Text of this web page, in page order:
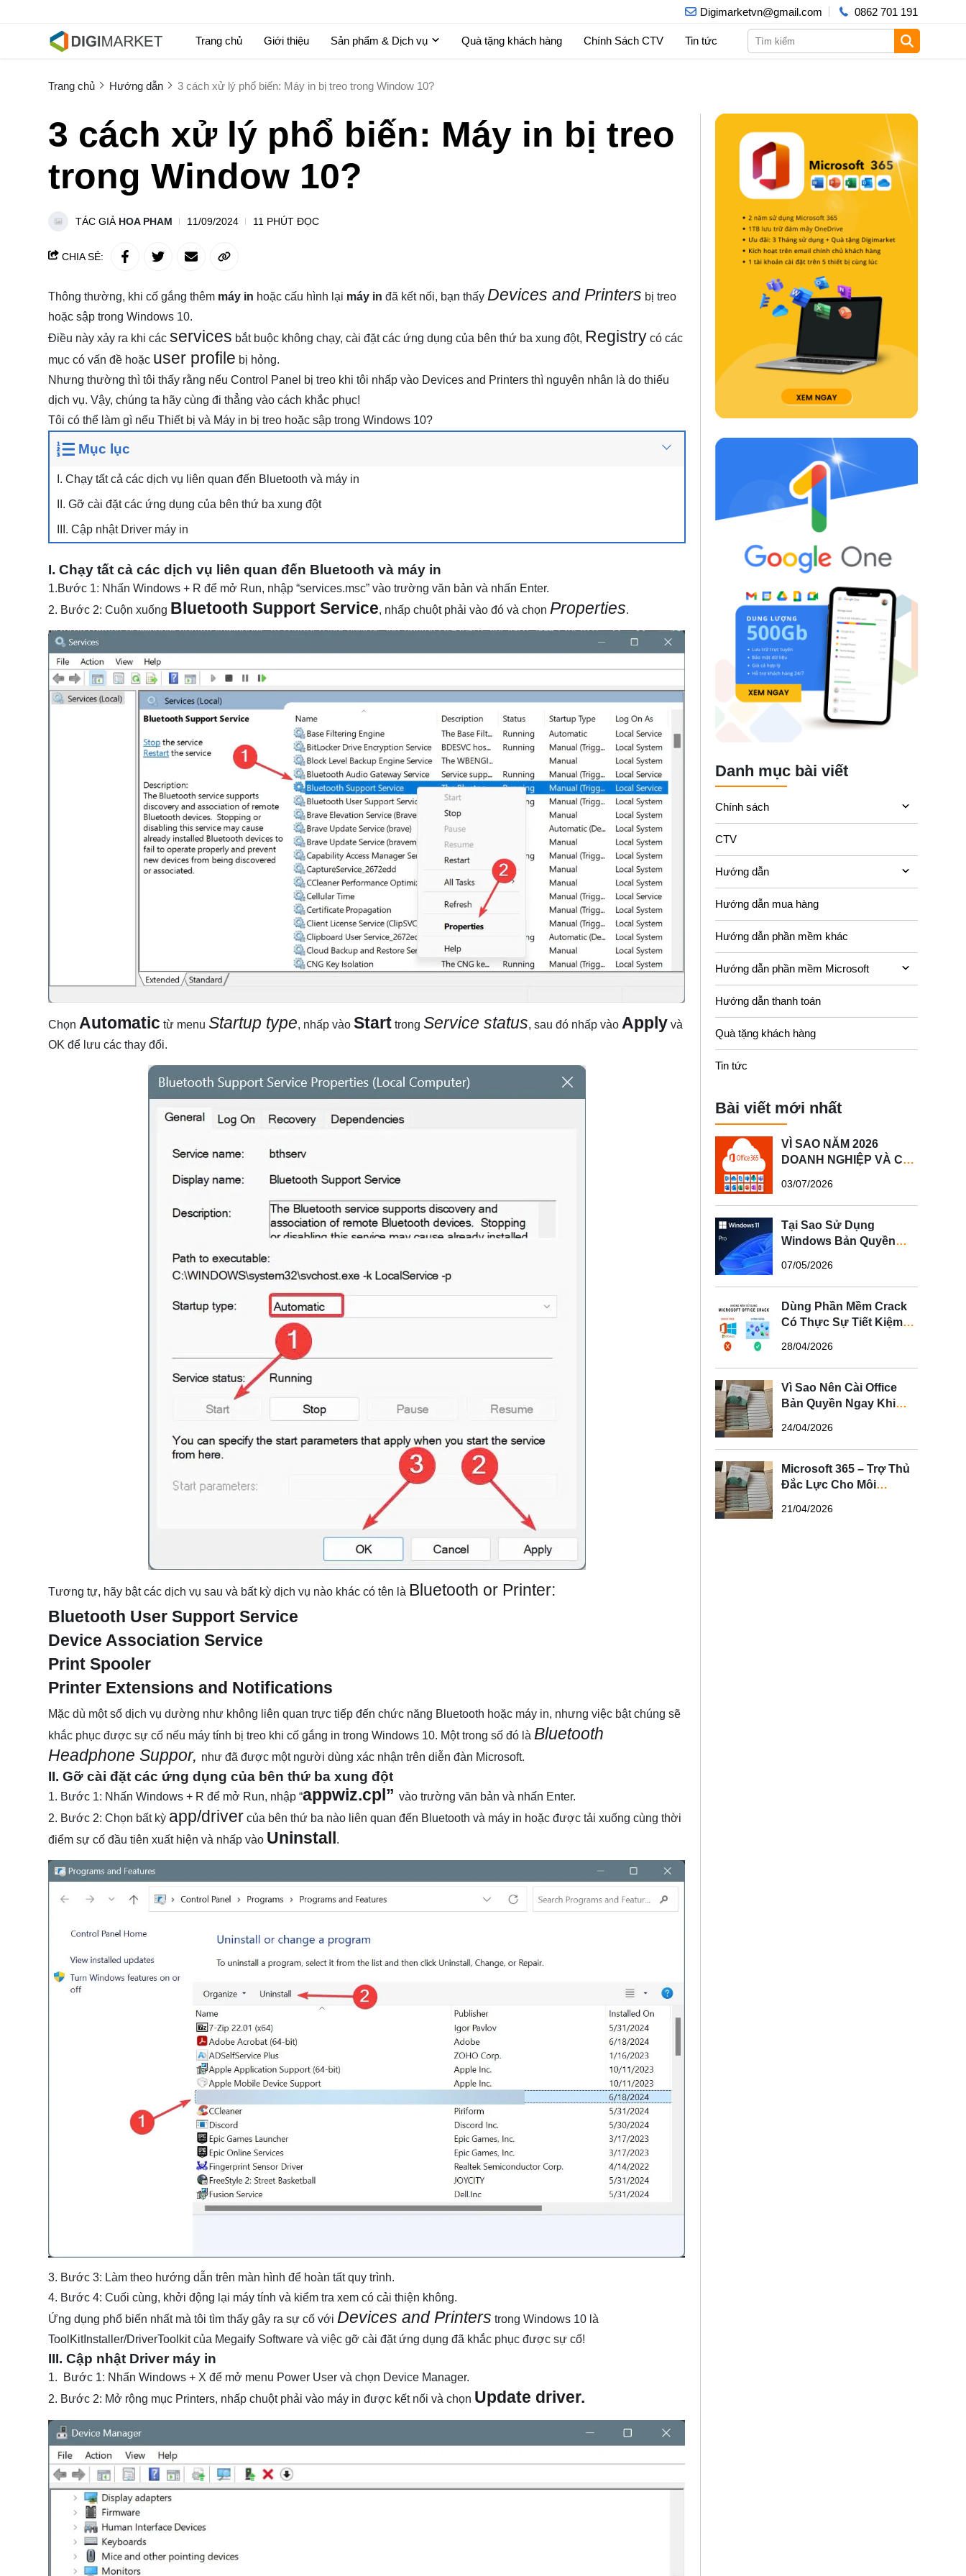
Digimarketvn@gmail.com 0862 701 191
Trang chủ Giới thiệu Sản phẩm & Dịch vụ Quà tặng khách hàng Chính Sách CTV Tin tức
Trang chủ Hướng dẫn 3 cách xử lý phổ biến: Máy in bị treo trong Window 10?
3 cách xử lý phổ biến: Máy in bị treo
trong Window 10?
TÁC GIẢ HOA PHAM 11/09/2024 11 PHÚT ĐỌC
CHIA SẺ:
Thông thường, khi cố gắng thêm máy in hoặc cấu hình lại máy in đã kết nối, bạn thấy Devices and Printers bị treo
hoặc sập trong Windows 10.
Điều này xảy ra khi các services bắt buộc không chạy, cài đặt các ứng dụng của bên thứ ba xung đột, Registry có các
mục có vấn đề hoặc user profile bị hỏng.
Nhưng thường thì tôi thấy rằng nếu Control Panel bị treo khi tôi nhấp vào Devices and Printers thì nguyên nhân là do thiếu
dịch vụ. Vậy, chúng ta hãy cùng đi thẳng vào cách khắc phục!
Tôi có thể làm gì nếu Thiết bị và Máy in bị treo hoặc sập trong Windows 10?
Mục lục
I. Chạy tất cả các dịch vụ liên quan đến Bluetooth và máy in
II. Gỡ cài đặt các ứng dụng của bên thứ ba xung đột
III. Cập nhật Driver máy in
I. Chạy tất cả các dịch vụ liên quan đến Bluetooth và máy in
1.Bước 1: Nhấn Windows + R để mở Run, nhập “services.msc” vào trường văn bản và nhấn Enter.
2. Bước 2: Cuộn xuống Bluetooth Support Service, nhấp chuột phải vào đó và chọn Properties.
Chọn Automatic từ menu Startup type, nhấp vào Start trong Service status, sau đó nhấp vào Apply và
OK để lưu các thay đổi.
Tương tự, hãy bật các dịch vụ sau và bất kỳ dịch vụ nào khác có tên là Bluetooth or Printer:
Bluetooth User Support Service
Device Association Service
Print Spooler
Printer Extensions and Notifications
Mặc dù một số dịch vụ dường như không liên quan trực tiếp đến chức năng Bluetooth hoặc máy in, nhưng việc bật chúng sẽ
khắc phục được sự cố nếu máy tính bị treo khi cố gắng in trong Windows 10. Một trong số đó là Bluetooth
Headphone Suppor, như đã được một người dùng xác nhận trên diễn đàn Microsoft.
II. Gỡ cài đặt các ứng dụng của bên thứ ba xung đột
1. Bước 1: Nhấn Windows + R để mở Run, nhập “appwiz.cpl” vào trường văn bản và nhấn Enter.
2. Bước 2: Chọn bất kỳ app/driver của bên thứ ba nào liên quan đến Bluetooth và máy in hoặc được tải xuống cùng thời
điểm sự cố đầu tiên xuất hiện và nhấp vào Uninstall .
3. Bước 3: Làm theo hướng dẫn trên màn hình để hoàn tất quy trình.
4. Bước 4: Cuối cùng, khởi động lại máy tính và kiểm tra xem có cải thiện không.
Ứng dụng phổ biến nhất mà tôi tìm thấy gây ra sự cố với Devices and Printers trong Windows 10 là
ToolKitInstaller/DriverToolkit của Megaify Software và việc gỡ cài đặt ứng dụng đã khắc phục được sự cố!
III. Cập nhật Driver máy in
1. Bước 1: Nhấn Windows + X để mở menu Power User và chọn Device Manager.
2. Bước 2: Mở rộng mục Printers, nhấp chuột phải vào máy in được kết nối và chọn Update driver.
Danh mục bài viết
Chính sách
CTV
Hướng dẫn
Hướng dẫn mua hàng
Hướng dẫn phần mềm khác
Hướng dẫn phần mềm Microsoft
Hướng dẫn thanh toán
Quà tặng khách hàng
Tin tức
Bài viết mới nhất
VÌ SAO NĂM 2026
DOANH NGHIỆP VÀ CÁ
MICROSOFT 365 BẢN
QUYỀN?
03/07/2026
Tại Sao Sử Dụng
Windows Bản Quyền
Tính Của Bạn?
07/05/2026
Dùng Phần Mềm Crack
Có Thực Sự Tiết Kiệm?
28/04/2026
Vì Sao Nên Cài Office
Bản Quyền Ngay Khi
24/04/2026
Microsoft 365 – Trợ Thủ
Đắc Lực Cho Môi
Đại
21/04/2026